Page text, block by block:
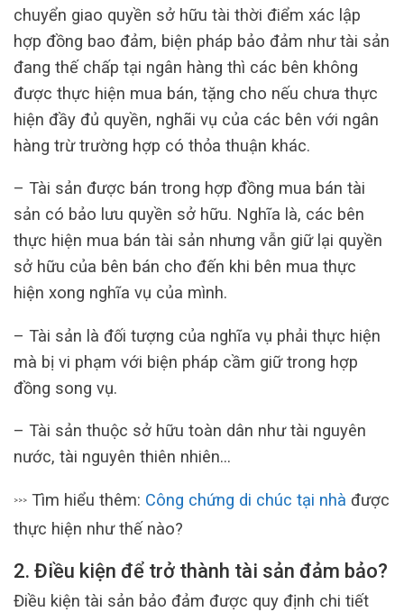
chuyển giao quyền sở hữu tài thời điểm xác lập
hợp đồng bao đảm, biện pháp bảo đảm như tài sản
đang thế chấp tại ngân hàng thì các bên không
được thực hiện mua bán, tặng cho nếu chưa thực
hiện đầy đủ quyền, nghãi vụ của các bên với ngân
hàng trừ trường hợp có thỏa thuận khác.
– Tài sản được bán trong hợp đồng mua bán tài
sản có bảo lưu quyền sở hữu. Nghĩa là, các bên
thực hiện mua bán tài sản nhưng vẫn giữ lại quyền
sở hữu của bên bán cho đến khi bên mua thực
hiện xong nghĩa vụ của mình.
– Tài sản là đối tượng của nghĩa vụ phải thực hiện
mà bị vi phạm với biện pháp cầm giữ trong hợp
đồng song vụ.
– Tài sản thuộc sở hữu toàn dân như tài nguyên
nước, tài nguyên thiên nhiên…
>>> Tìm hiểu thêm: Công chứng di chúc tại nhà được
thực hiện như thế nào?
2. Điều kiện để trở thành tài sản đảm bảo?
Điều kiện tài sản bảo đảm được quy định chi tiết